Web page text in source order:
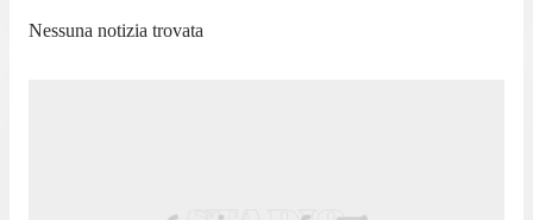
Nessuna notizia trovata